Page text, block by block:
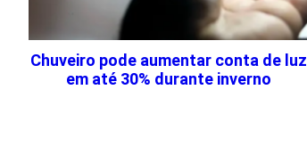
Chuveiro pode aumentar conta de luz
em até 30% durante inverno